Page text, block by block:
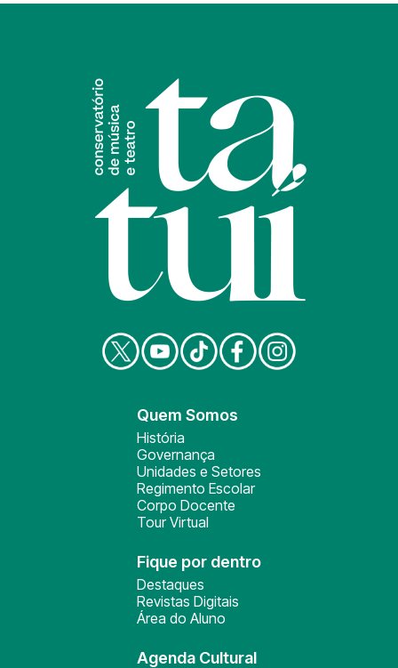
Quem Somos
História
Governança
Unidades e Setores
Regimento Escolar
Corpo Docente
Tour Virtual
Fique por dentro
Destaques
Revistas Digitais
Área do Aluno
Agenda Cultural